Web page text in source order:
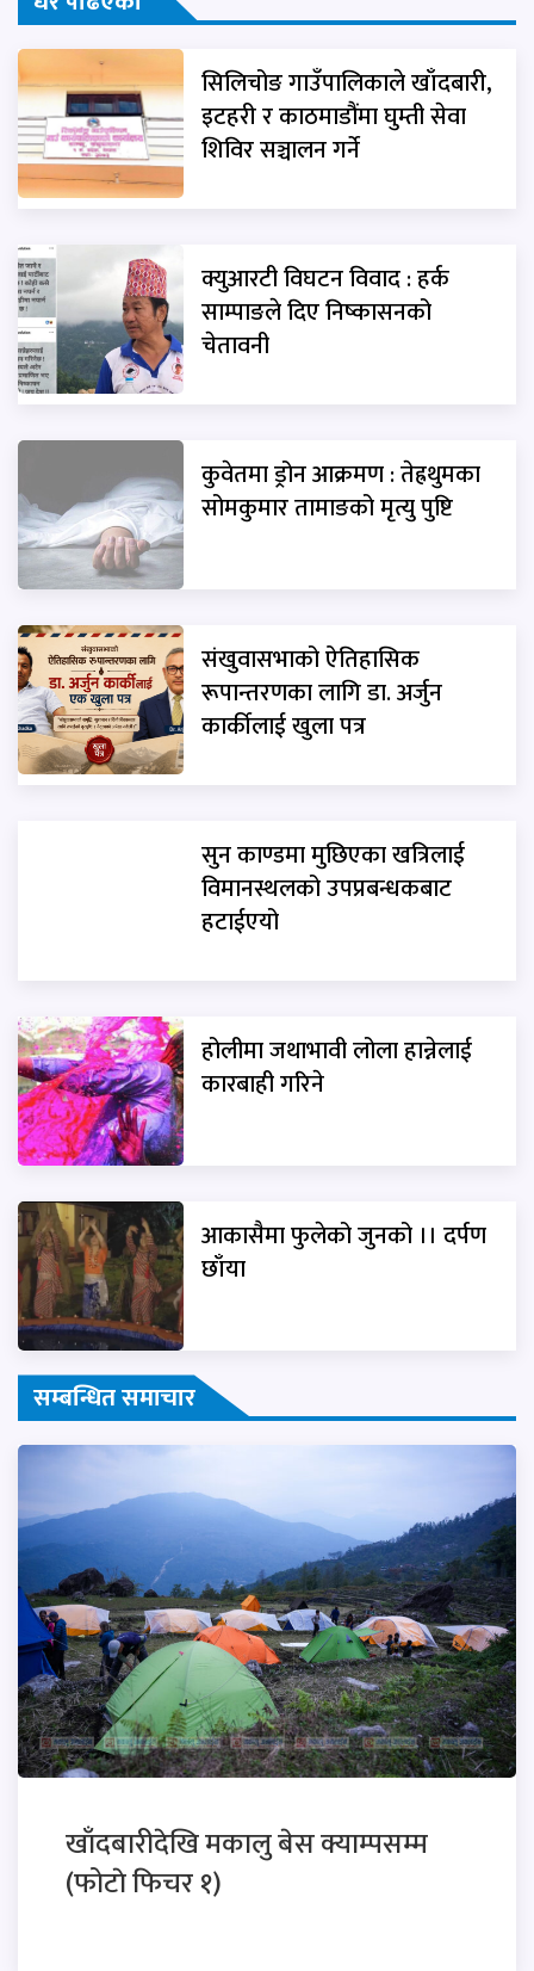
सिलिचोङ गाउँपालिकाले खाँदबारी,
इटहरी र काठमाडौंमा घुम्ती सेवा
शिविर सञ्चालन गर्ने
क्युआरटी विघटन विवाद : हर्क
साम्पाङले दिए निष्कासनको
चेतावनी
कुवेतमा ड्रोन आक्रमण : तेह्रथुमका
सोमकुमार तामाङको मृत्यु पुष्टि
संखुवासभाको ऐतिहासिक
रूपान्तरणका लागि डा. अर्जुन
कार्कीलाई खुला पत्र
सुन काण्डमा मुछिएका खत्रिलाई
विमानस्थलको उपप्रबन्धकबाट
हटाईएयो
होलीमा जथाभावी लोला हान्नेलाई
कारबाही गरिने
आकासैमा फुलेको जुनको ।। दर्पण
छाँया
सम्बन्धित समाचार
खाँदबारीदेखि मकालु बेस क्याम्पसम्म
(फोटाे फिचर १)